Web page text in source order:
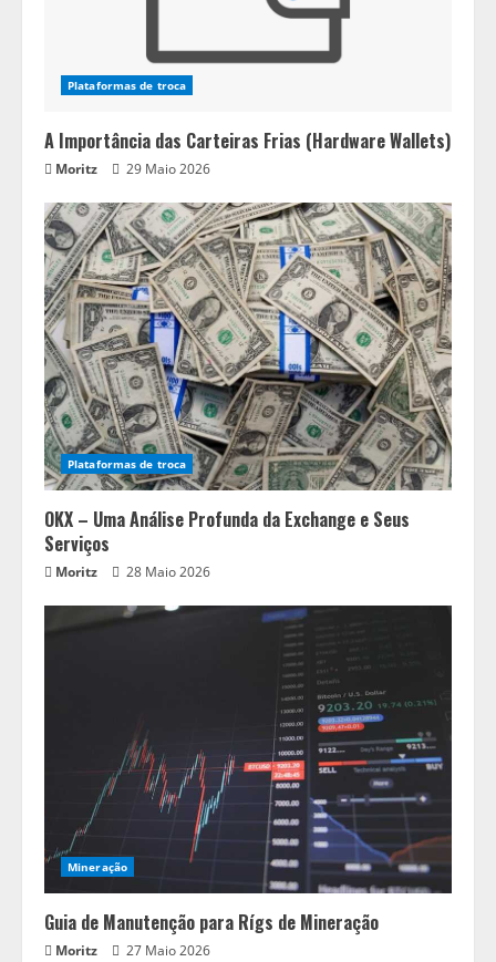
Plataformas de troca
A Importância das Carteiras Frias (Hardware Wallets)
Moritz 29 Maio 2026
Plataformas de troca
OKX – Uma Análise Profunda da Exchange e Seus
Serviços
Moritz 28 Maio 2026
Mineração
Guia de Manutenção para Rígs de Mineração
Moritz 27 Maio 2026